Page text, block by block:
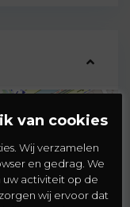
van cookies
Wij verzamelen
en gedrag. We
uw activiteit op de
wij ervoor dat